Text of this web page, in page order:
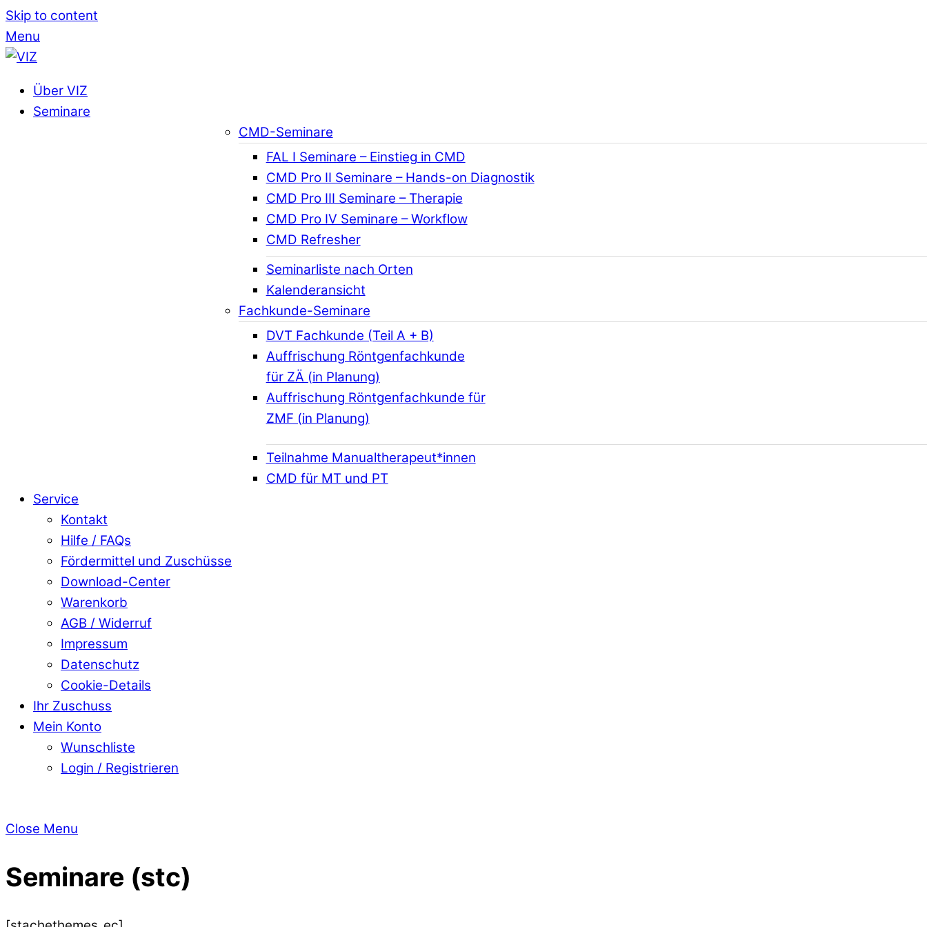
Skip to content
Menu
Über VIZ
Seminare
CMD-Seminare
FAL I Seminare – Einstieg in CMD
CMD Pro II Seminare – Hands-on Diagnostik
CMD Pro III Seminare – Therapie
CMD Pro IV Seminare – Workflow
CMD Refresher
Seminarliste nach Orten
Kalenderansicht
Fachkunde-Seminare
DVT Fachkunde (Teil A + B)
Auffrischung Röntgenfachkunde
für ZÄ (in Planung)
Auffrischung Röntgenfachkunde für
ZMF (in Planung)
Teilnahme Manualtherapeut*innen
CMD für MT und PT
Service
Kontakt
Hilfe / FAQs
Fördermittel und Zuschüsse
Download-Center
Warenkorb
AGB / Widerruf
Impressum
Datenschutz
Cookie-Details
Ihr Zuschuss
Mein Konto
Wunschliste
Login / Registrieren
Close Menu
Seminare (stc)